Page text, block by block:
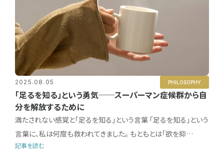
2025.08.05 PHILOSOPHY
「足るを知る」という勇気──スーパーマン症候群から自
分を解放するために
満たされない感覚と「足るを知る」という言葉 「足るを知る」という
言葉に、私は何度も救われてきました。 もともとは「欲を抑…
記事を読む